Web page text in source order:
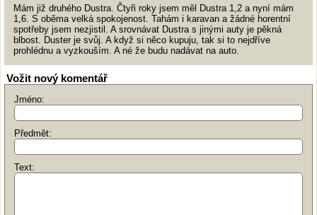
Mám již druhého Dustra. Čtyři roky jsem měl Dustra 1,2 a nyní mám
1,6. S oběma velká spokojenost. Tahám i karavan a žádné horentní
spotřeby jsem nezjistil. A srovnávat Dustra s jinými auty je pěkná
blbost. Duster je svůj. A když si něco kupuju, tak si to nejdříve
prohlédnu a vyzkouším. A né že budu nadávat na auto.
Vožit nový komentář
Jméno:
Předmět:
Text: